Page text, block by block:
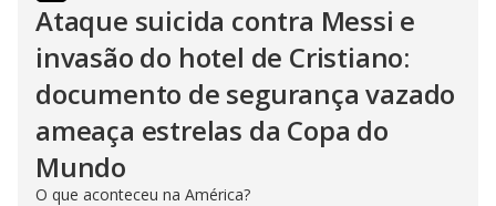
Ataque suicida contra Messi e
invasão do hotel de Cristiano:
documento de segurança vazado
ameaça estrelas da Copa do
Mundo
O que aconteceu na América?